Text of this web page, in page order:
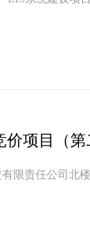
项目（
限责任公司